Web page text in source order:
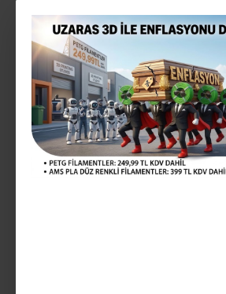
ARAMA KRITERLERINE UYGUN ÜRÜNLER
0